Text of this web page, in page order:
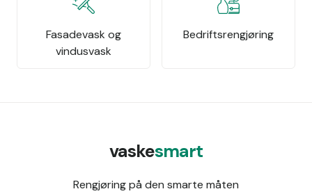
Fasadevask og
vindusvask
Bedriftsrengjøring
vaskesmart
Rengjøring på den smarte måten